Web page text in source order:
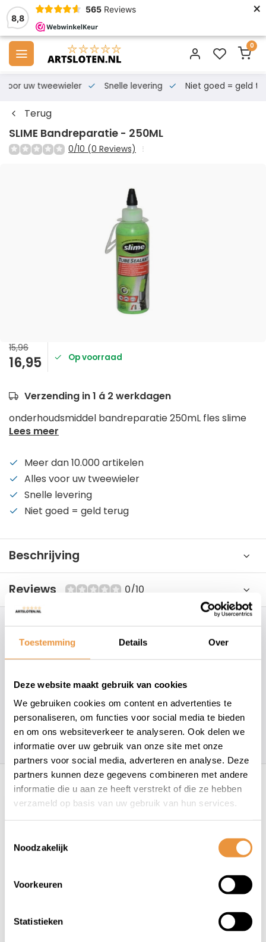
Toestemming Details Over
Deze website maakt gebruik van cookies
We gebruiken cookies om content en advertenties te
personaliseren, om functies voor social media te bieden
en om ons websiteverkeer te analyseren. Ook delen we
informatie over uw gebruik van onze site met onze
partners voor social media, adverteren en analyse. Deze
partners kunnen deze gegevens combineren met andere
informatie die u aan ze heeft verstrekt of die ze hebben
verzameld op basis van uw gebruik van hun services.
Noodzakelijk
Voorkeuren
Statistieken
8,8
565 Reviews ×
0
voor uw tweewieler Snelle levering Niet goed = geld
Terug
SLIME Bandreparatie - 250ML
0/10 (0 Reviews)
15,96
16,95 Op voorraad
Verzending in 1 á 2 werkdagen
onderhoudsmiddel bandreparatie 250mL fles slime
Lees meer
Meer dan 10.000 artikelen
Alles voor uw tweewieler
Snelle levering
Niet goed = geld terug
Beschrijving
Reviews 0/10
info@artsloten.nl
157 klanten geven een 4.7/5 op
Recent bekeken